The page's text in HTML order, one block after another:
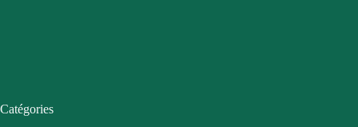
Catégories